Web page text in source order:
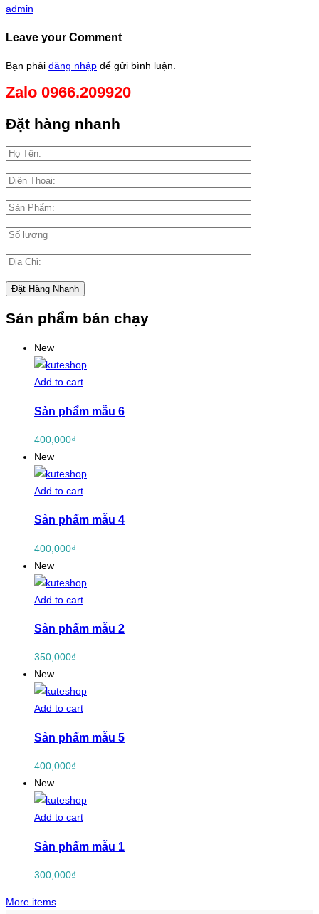
admin
Leave your Comment
Bạn phải đăng nhập để gửi bình luận.
Zalo 0966.209920
Đặt hàng nhanh
Sản phẩm bán chạy
New
Add to cart
Sản phẩm mẫu 6
400,000₫
New
Add to cart
Sản phẩm mẫu 4
400,000₫
New
Add to cart
Sản phẩm mẫu 2
350,000₫
New
Add to cart
Sản phẩm mẫu 5
400,000₫
New
Add to cart
Sản phẩm mẫu 1
300,000₫
More items